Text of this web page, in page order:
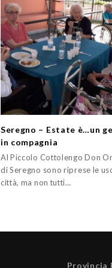
Seregno – Estate è…un
in compagnia
Al Piccolo Cottolengo Don
di Seregno sono riprese le
città, ma non tutti…
Provincia